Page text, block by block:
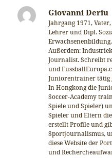
Giovanni Deriu
Jahrgang 1971,
Lehrer und Dipl.
Außerdem:
Journalist. Schreibt
und
Juniorentrainer tätig
In Hongkong die
Soccer-Academy
Spiele und Spieler)
Spieler und Eltern
erstellt Profile und
Sportjournalismus,
diese Website der
und